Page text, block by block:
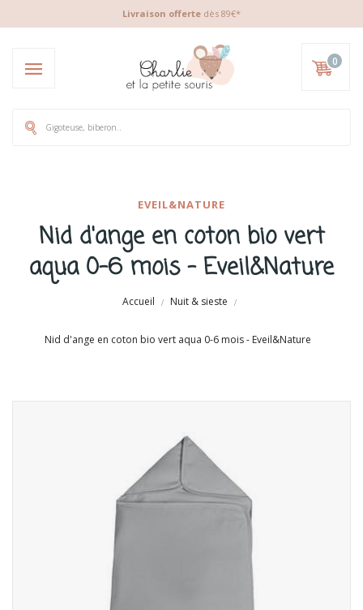
Livraison offerte dès 89€*
0
EVEIL&NATURE
Nid d'ange en coton bio vert
aqua 0-6 mois - Eveil&Nature
Accueil Nuit & sieste
Nid d'ange en coton bio vert aqua 0-6 mois - Eveil&Nature